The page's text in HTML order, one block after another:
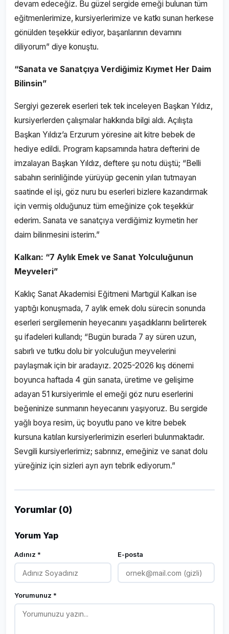
devam edeceğiz. Bu güzel sergide emeği bulunan tüm
eğitmenlerimize, kursiyerlerimize ve katkı sunan herkese
gönülden teşekkür ediyor, başarılarının devamını
diliyorum” diye konuştu.
“Sanata ve Sanatçıya Verdiğimiz Kıymet Her Daim
Bilinsin”
Sergiyi gezerek eserleri tek tek inceleyen Başkan Yıldız,
kursiyerlerden çalışmalar hakkında bilgi aldı. Açılışta
Başkan Yıldız’a Erzurum yöresine ait kitre bebek de
hediye edildi. Program kapsamında hatıra defterini de
imzalayan Başkan Yıldız, deftere şu notu düştü; “Belli
sabahın serinliğinde yürüyüp gecenin yılan tutmayan
saatinde el işi, göz nuru bu eserleri bizlere kazandırmak
için vermiş olduğunuz tüm emeğinize çok teşekkür
ederim. Sanata ve sanatçıya verdiğimiz kıymetin her
daim bilinmesini isterim.”
Kalkan: “7 Aylık Emek ve Sanat Yolculuğunun
Meyveleri”
Kaklıç Sanat Akademisi Eğitmeni Martıgül Kalkan ise
yaptığı konuşmada, 7 aylık emek dolu sürecin sonunda
eserleri sergilemenin heyecanını yaşadıklarını belirterek
şu ifadeleri kullandı; “Bugün burada 7 ay süren uzun,
sabırlı ve tutku dolu bir yolculuğun meyvelerini
paylaşmak için bir aradayız. 2025-2026 kış dönemi
boyunca haftada 4 gün sanata, üretime ve gelişime
adayan 51 kursiyerimle el emeği göz nuru eserlerini
beğeninize sunmanın heyecanını yaşıyoruz. Bu sergide
yağlı boya resim, üç boyutlu pano ve kitre bebek
kursuna katılan kursiyerlerimizin eserleri bulunmaktadır.
Sevgili kursiyerlerimiz; sabrınız, emeğiniz ve sanat dolu
yüreğiniz için sizleri ayrı ayrı tebrik ediyorum.”
Yorumlar (0)
Yorum Yap
Adınız * E-posta
Yorumunuz *